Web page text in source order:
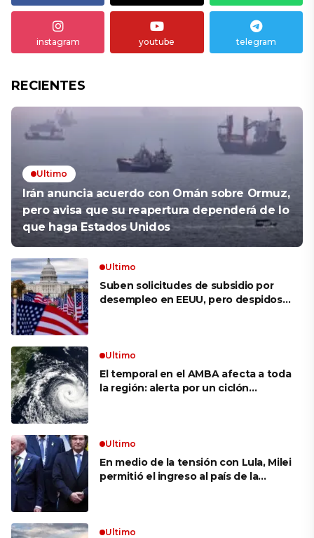
instagram youtube telegram
RECIENTES
Ultimo
Irán anuncia acuerdo con Omán sobre Ormuz,
pero avisa que su reapertura dependerá de lo
que haga Estados Unidos
Ultimo
Suben solicitudes de subsidio por
desempleo en EEUU, pero despidos
Ultimo
El temporal en el AMBA afecta a toda
la región: alerta por un ciclón
Ultimo
En medio de la tensión con Lula, Milei
permitió el ingreso al país de la
Ultimo